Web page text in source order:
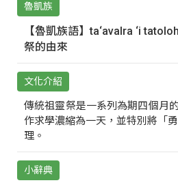
魯凱族
【魯凱族語】ta‘avalra ‘i
祭的由來
文化介紹
傳統祖靈祭是一系列為期四個月
作求學濃縮為一天，並特別將「
理。
小辭典